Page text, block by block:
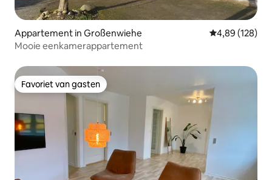
Appartement in Großenwiehe Gemiddelde
4,89 (128)
Mooie eenkamerappartement
Favoriet van gasten
Favoriet van gasten